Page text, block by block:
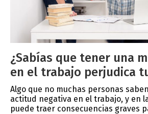
¿Sabías que tener una
en el trabajo perjudica
Algo que no muchas personas
actitud negativa en el trabajo, y en
puede traer consecuencias graves